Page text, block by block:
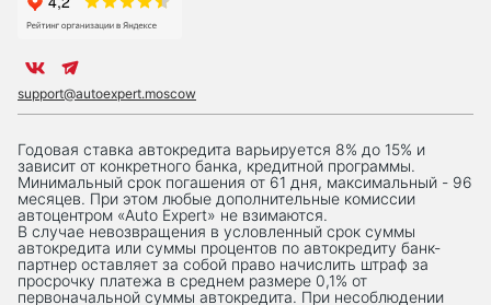
support@autoexpert.moscow
Годовая ставка автокредита варьируется 8% до 15% и
зависит от конкретного банка, кредитной программы.
Минимальный срок погашения от 61 дня, максимальный - 96
месяцев. При этом любые дополнительные комиссии
автоцентром «Auto Expert» не взимаются.
В случае невозвращения в условленный срок суммы
автокредита или суммы процентов по автокредиту банк-
партнер оставляет за собой право начислить штраф за
просрочку платежа в среднем размере 0,1% от
первоначальной суммы автокредита. При несоблюдении